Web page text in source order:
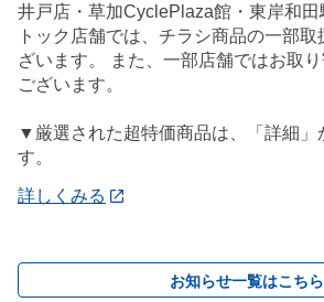
井戸店・草加CyclePlaza館・東岸和田
トック店舗では、チラシ商品の一部
ざいます。 また、一部店舗ではお取
ございます。
▼厳選された超特価商品は、「詳細」
す。
詳しくみる
お知らせ一覧はこちら